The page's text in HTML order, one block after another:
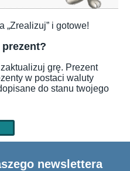
„Zrealizuj” i gotowe!
grę. Prezent
w postaci waluty
do stanu twojego
newslettera